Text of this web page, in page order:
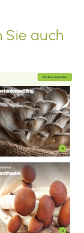
Sie auch